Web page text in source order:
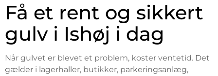
Få et rent og sikkert
gulv i Ishøj i dag
Når gulvet er blevet et problem, koster ventetid. Det
gælder i lagerhaller, butikker, parkeringsanlæg,